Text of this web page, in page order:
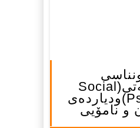
کۆمه‌ڵایه‌تی(Social
Psychology)ودیارده‌ی
و نامۆیی